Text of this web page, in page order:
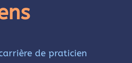
de praticien